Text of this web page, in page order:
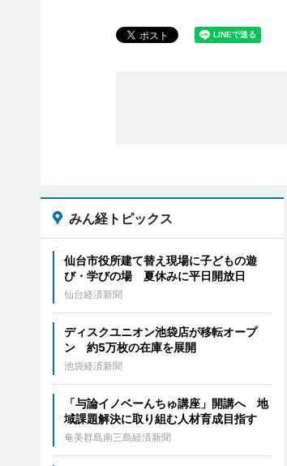
みん経トピックス
仙台市役所建て替え現場に子どもの遊
び・学びの場 夏休みに平日開放日
仙台経済新聞
ディスクユニオン池袋店が移転オープ
ン 約5万枚の在庫を展開
池袋経済新聞
「与論イノベーんちゅ講座」開講へ 地
域課題解決に取り組む人材育成目指す
奄美群島南三島経済新聞